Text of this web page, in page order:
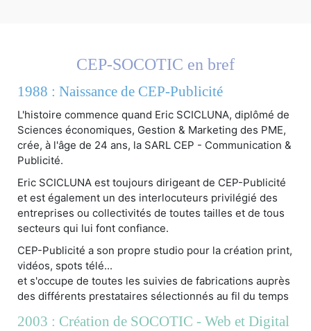
CEP-SOCOTIC en bref
1988 : Naissance de CEP-Publicité
L'histoire commence quand Eric SCICLUNA, diplômé de
Sciences économiques, Gestion & Marketing des PME,
crée, à l'âge de 24 ans, la SARL CEP - Communication &
Publicité.
Eric SCICLUNA est toujours dirigeant de CEP-Publicité
et est également un des interlocuteurs privilégié des
entreprises ou collectivités de toutes tailles et de tous
secteurs qui lui font confiance.
CEP-Publicité a son propre studio pour la création print,
vidéos, spots télé...
et s'occupe de toutes les suivies de fabrications auprès
des différents prestataires sélectionnés au fil du temps
2003 : Création de SOCOTIC - Web et Digital